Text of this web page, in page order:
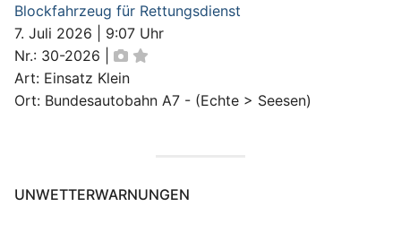
Blockfahrzeug für Rettungsdienst
7. Juli 2026
9:07 Uhr
Nr.: 30-2026
Art: Einsatz Klein
Ort: Bundesautobahn A7 - (Echte > Seesen)
UNWETTERWARNUNGEN